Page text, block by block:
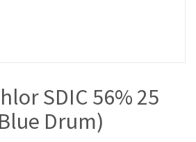
SDIC 56% 25
Drum)